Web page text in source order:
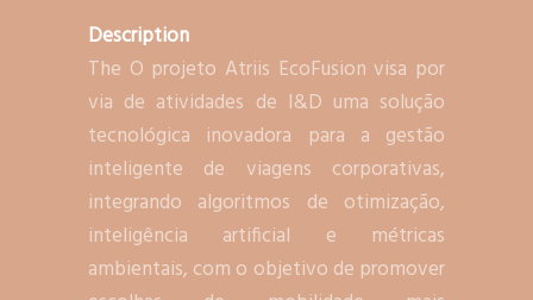
Description
The O projeto Atriis EcoFusion visa por
via de atividades de I&D uma solução
tecnológica inovadora para a gestão
inteligente de viagens corporativas,
integrando algoritmos de otimização,
inteligência artificial e métricas
ambientais, com o objetivo de promover